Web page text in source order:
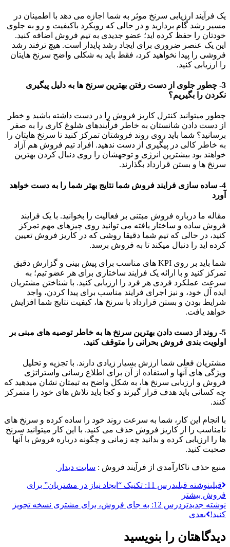
یک فرآیند ارزیابی سرنخ موثر به شما اجازه می دهد با اطمینان در
مسیر رشد گام بردارید و در حالی که رویکرد باکیفیت و رو به جلوی
خودتان را حفظ کرده اید؛ عضو جدیدی به تیم فروش اضافه کنید.
این یک عنصر ضروری برای ایجاد رشد پایدار است. هیچ ترفند رشد
فروشی را پیدا نخواهید کرد، فقط باید به شکلی واضح سرنخ هایتان
را ارزیابی کنید.
3- چطور جلوی از دست رفتن بهترین سرنخ ها به دلیل پیگیری
نکردن را بگیریم؟
چطور میتوانید کنترل کاریز فروش را در دست داشته باشید و خطر
از دست دادن شانستان به خاطر فرآیندهای شلوغ کاری را به صفر
برسانید؟ شما باید روی روند فروشتان تمرکز کنید تا سرنخ هایتان را
به خاطر کالی در پیگیری از دست ندهید. افراد تیم فروش هم آزاد
خواهند بود بیشترین انرژی و توجهشان را روی دنبال کردن بهترین
سرنخ ها و بستن قرارداد بگذارند.
4- ساده سازی فرایند فروش شما نتایج بهتر شما را به دست خواهد
آورد
مقاله ما درباره فروش مبتنی بر فعالیت را بخوانید. با یک فرایند
فروش ساده و ساختار یافته می توانید روی چیزهای مهم تمرکز
کنید، در حالی که تیم شما دقیقا روشی که در کاریز فروش تعیین
کرده اید را دنبال میکند تا به فروش برسد.
شما باید بر روی KPI های مناسب برای پیش بینی و گزارش دقیق
تمرکز کنید و با ارائه یک فرایند ساختاری برای هر عضو تیم؛ به
سرعت عملکرد فردی هر فرد را ارزیابی کنید. با شناختن مشتریان
ایده آل خود، و نیز اجرای فرایند مناسب برای پیدا کردن، واجد
شرایط بودن و بستن قرارداد با سرنخ ها، کیفیت نتایج شما افزایش
خواهد یافت.
5- روند از دست دادن بهترین سرنخ ها به خاطر توصیه های مبنی بر
اولویت بندی فروش بحرانی را متوقف کنید.
مشتریان فعلی شما ارزش بسیار زیادی دارند. با تجزیه و تحلیل
ویژگی های آنها و استفاده از آن برای اطلاع رسانی واستراتژی
فروش و ارزیابی سرنخ ها، به شکل واضح به تیمتان نشان میدهید که
چه کسانی باید هدف قرار گیرند و کجا باید تلاش های خود را متمرکز
کنند.
با انجام این کار، شما به سرعت روند خود را ساده کرده و سرنخ های
نامناسب را از کاریز فروش حذف می کنید. با این کار میتوانید سرنخ
ها را ارزیابی کرده و بدانید چه زمانی و چگونه درباره فروش با آنها
صحبت کنید.
منبع حذف ناکارآمدی از فرآیند فروش : سایت دیدار
قبلینوشته قبلی
درس 11: تکنیک “ایجاد نیاز در مشتریان” برای
فروش بیشتر
نوشته جدیدتر
درس 12: به جای فروش، برای مشتری نسخه تجویز
کنید! بعدی
دیدگاهتان را بنویسید